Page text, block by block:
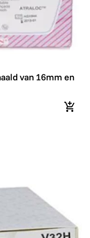
van 16mm en 3/
van 16mm en
In